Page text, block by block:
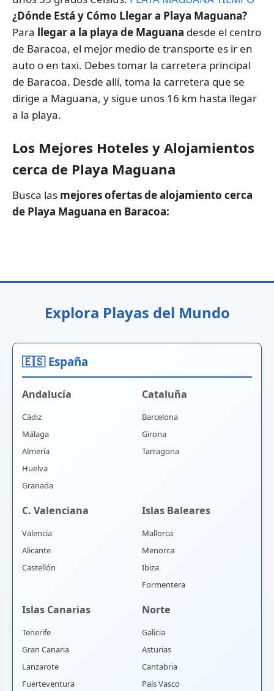
¿Dónde Está y Cómo Llegar a Playa Maguana?
Para llegar a la playa de Maguana desde el centro
de Baracoa, el mejor medio de transporte es ir en
auto o en taxi. Debes tomar la carretera principal
de Baracoa. Desde allí, toma la carretera que se
dirige a Maguana, y sigue unos 16 km hasta llegar
a la playa.
Los Mejores Hoteles y Alojamientos
cerca de Playa Maguana
Busca las mejores ofertas de alojamiento cerca
de Playa Maguana en Baracoa:
Explora Playas del Mundo
🇪🇸 España
Andalucía
Cádiz
Málaga
Almería
Huelva
Granada
Cataluña
Barcelona
Girona
Tarragona
C. Valenciana
Valencia
Alicante
Castellón
Islas Baleares
Mallorca
Menorca
Ibiza
Formentera
Islas Canarias
Tenerife
Gran Canaria
Lanzarote
Fuerteventura
Norte
Galicia
Asturias
Cantabria
País Vasco